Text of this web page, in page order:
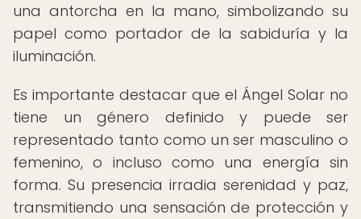
una antorcha en la mano, simbolizando su
papel como portador de la sabiduría y la
iluminación.
Es importante destacar que el Ángel Solar no
tiene un género definido y puede ser
representado tanto como un ser masculino o
femenino, o incluso como una energía sin
forma. Su presencia irradia serenidad y paz,
transmitiendo una sensación de protección y